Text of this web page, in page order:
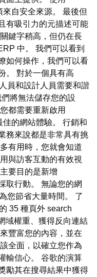
自安全來源。 最後但
有吸引力的元描述可能
鍵字稍高，但仍在長
中。 我們可以看到
如何操作，我們可以看
。 對於一個具有高
員和設計人員需要和諧
將無法儲存您的設
都需要重新啟用
的網站體驗。 行銷和
務來說都是非常具有挑
有用時，您就會知道
與訪客互動的有效視
要目的是新增
取行動。 無論您的網
您節省大量時間。 了
35 種頁外 search
域權重、獲得反向連結
豐富您的內容，並在
全面，以確立您作為
輸信心。 谷歌的演算
勵其在搜尋結果中獲得